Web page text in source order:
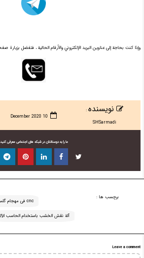
وإذا كنت بحاجة إلى عناوين البريد الإلكتروني والأرقام الحالية ، فتفضل بزيارة
نویسنده:
SHSarmadi
10 December 2020
ما را به دوستانتان در شبکه های اجتماعی معرفی
برچسب ها :
cnc فی مهجام گلس
آلة نقش الخشب باستخدام الحاسب
Leave a comment